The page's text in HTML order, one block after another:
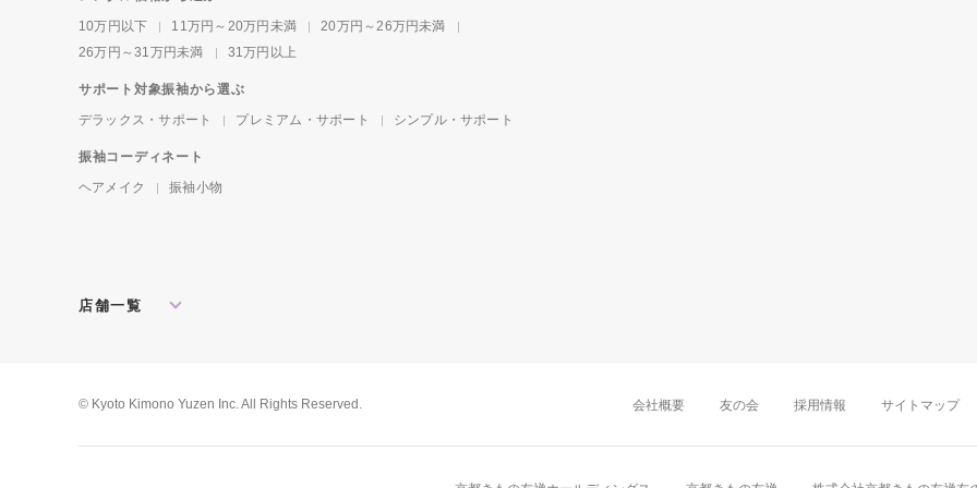
10万円以下
11万円～20万円未満
20万円～26万円未満
26万円～31万円未満
31万円以上
サポート対象振袖から選ぶ
デラックス・サポート
プレミアム・サポート シンプル・サポート
振袖コーディネート
ヘアメイク
振袖小物
店舗一覧
松戸店
東京本館 新宿店
八王子店
近畿
大阪難波店 京
岡山店 広島店
© Kyoto Kimono Yuzen Inc. All Rights Reserved. 会社概要 友の会 採用情報 サイトマップ